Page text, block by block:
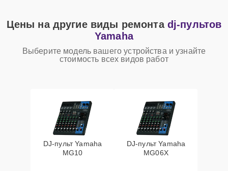
Цены на другие виды ремонта dj-пультов
Yamaha
Выберите модель вашего устройства и узнайте
стоимость всех видов работ
DJ-пульт Yamaha
MG10
DJ-пульт Yamaha
MG06X